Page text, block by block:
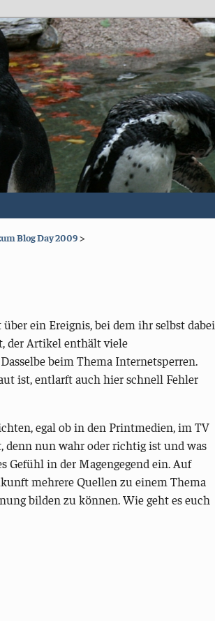
Blog Day 2009>
ein Ereignis, bei dem ihr selbst dabei
der Artikel enthält viele
beim Thema Internetsperren.
ist, entlarft auch hier schnell Fehler
egal ob in den Printmedien, im TV
denn nun wahr oder richtig ist und was
in der Magengegend ein. Auf
mehrere Quellen zu einem Thema
bilden zu können. Wie geht es euch